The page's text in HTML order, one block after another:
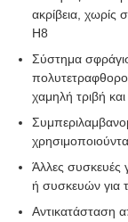
ακρίβεια, χωρίς
H8
Σύστημα
χαμηλή τριβή
Άλλες συσκευές
ή συσκευών για
Αντικατάσταση